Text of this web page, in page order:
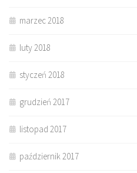
marzec 2018
luty 2018
styczeń 2018
grudzień 2017
listopad 2017
październik 2017